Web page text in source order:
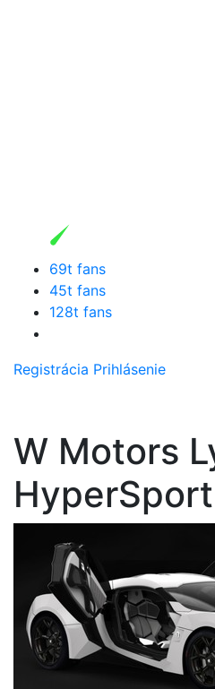
69t fans
45t fans
128t fans
Registrácia Prihlásenie
W Motors
HyperSport